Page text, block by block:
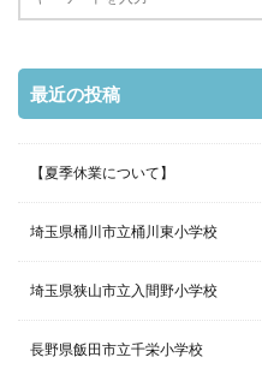
最近の投稿
【夏季休業について】
埼玉県桶川市立桶川東小学校
埼玉県狭山市立入間野小学校
長野県飯田市立千栄小学校